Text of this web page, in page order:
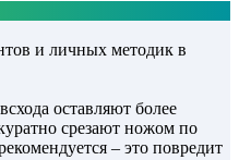
и личных методик в
оставляют более
срезают ножом по
– это повредит